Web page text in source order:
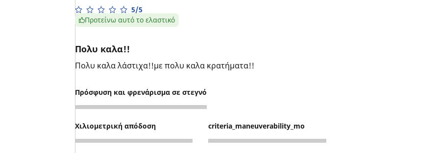
5/5
Προτείνω αυτό το ελαστικό
Πολυ καλα!!
Πολυ καλα λάστιχα!!με πολυ καλα κρατήματα!!
Πρόσφυση και φρενάρισμα σε στεγνό
5
Χιλιομετρική απόδοση
5
criteria_maneuverability_mo
5